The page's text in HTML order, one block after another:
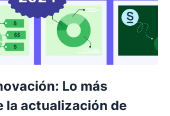
Lo más
la actualización de